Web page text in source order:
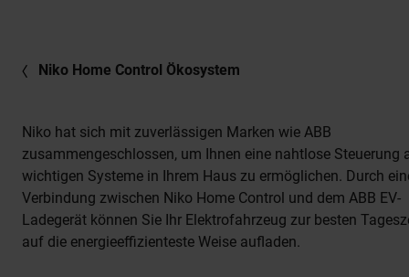
Niko Home Control Ökosystem
Niko hat sich mit zuverlässigen Marken wie ABB
zusammengeschlossen, um Ihnen eine nahtlose Steuerung
wichtigen Systeme in Ihrem Haus zu ermöglichen. Durch
Verbindung zwischen Niko Home Control und dem ABB EV-
Ladegerät können Sie Ihr Elektrofahrzeug zur besten
auf die energieeffizienteste Weise aufladen.